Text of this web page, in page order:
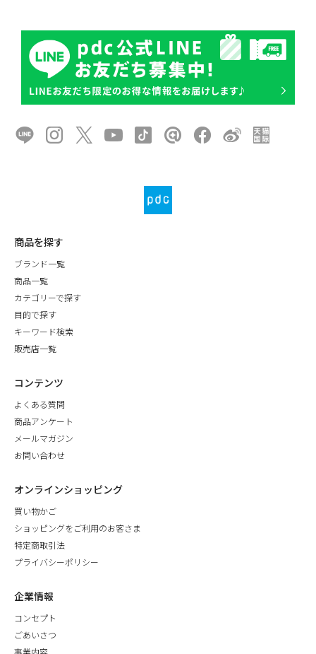
商品を探す
ブランド一覧
商品一覧
カテゴリーで探す
目的で探す
キーワード検索
販売店一覧
コンテンツ
よくある質問
商品アンケート
メールマガジン
お問い合わせ
オンラインショッピング
買い物かご
ショッピングをご利用のお客さま
特定商取引法
プライバシーポリシー
企業情報
コンセプト
ごあいさつ